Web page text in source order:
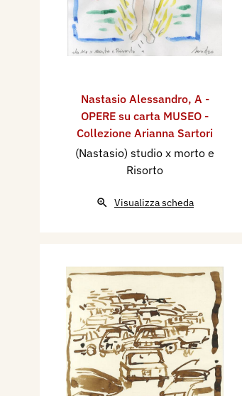
Nastasio Alessandro, A -
OPERE su carta MUSEO -
Collezione Arianna Sartori
(Nastasio) studio x morto e
Risorto
Visualizza scheda